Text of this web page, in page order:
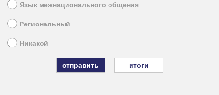
Язык межнационального общения
Региональный
Никакой
итоги